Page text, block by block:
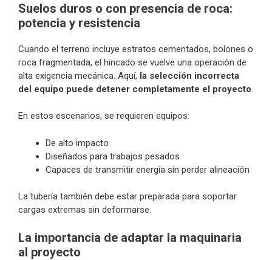
Suelos duros o con presencia de roca:
potencia y resistencia
Cuando el terreno incluye estratos cementados, bolones o
roca fragmentada, el hincado se vuelve una operación de
alta exigencia mecánica. Aquí, la selección incorrecta
del equipo puede detener completamente el proyecto
En estos escenarios, se requieren equipos:
De alto impacto
Diseñados para trabajos pesados
Capaces de transmitir energía sin perder alineación
La tubería también debe estar preparada para soportar
cargas extremas sin deformarse.
La importancia de adaptar la maquinaria
al proyecto